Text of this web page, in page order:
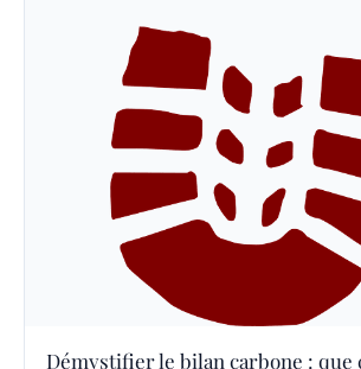
Démystifier le bilan carbone :